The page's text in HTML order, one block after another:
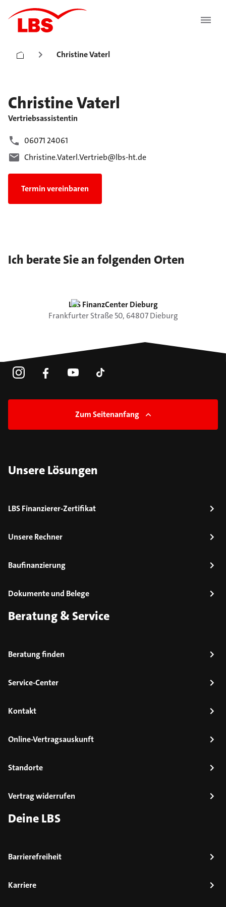
Christine Vaterl
ChristineVaterl
Vertriebsassistentin
06071 24061
Christine.Vaterl.Vertrieb@lbs-ht.de
Termin vereinbaren
Ich berate Sie an folgenden Orten
LBS FinanzCenter Dieburg
Frankfurter Straße 50, 64807 Dieburg
Zum Seitenanfang
Unsere Lösungen
LBS Finanzierer-Zertifikat
Unsere Rechner
Baufinanzierung
Dokumente und Belege
Beratung & Service
Beratung finden
Service-Center
Kontakt
Online-Vertragsauskunft
Standorte
Vertrag widerrufen
Deine LBS
Barrierefreiheit
Karriere